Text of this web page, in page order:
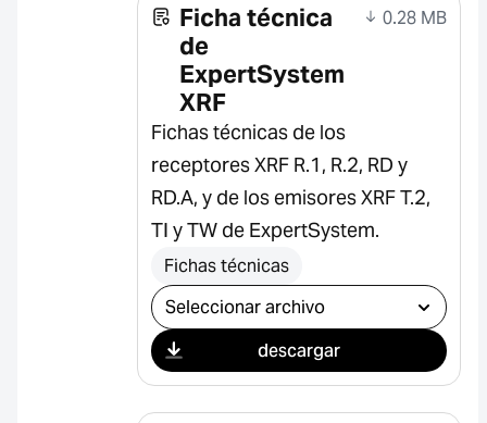
Ficha técnica
de
ExpertSystem
XRF
0.28 MB
Fichas técnicas de los
receptores XRF R.1, R.2, RD y
RD.A, y de los emisores XRF T.2,
TI y TW de ExpertSystem.
Fichas técnicas
Seleccionar descarga
descargar